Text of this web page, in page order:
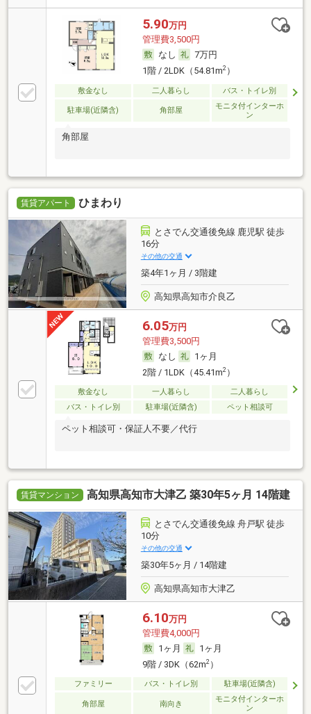
5.90万円
管理費3,500円
なし
7万円
1階 / 2LDK（54.81m2）
敷金なし 二人暮らし バス・トイレ別
駐車場(近隣含) 角部屋
モニタ付インターホ
ン
角部屋
賃貸アパート ひまわり
とさでん交通後免線 鹿児駅 徒歩
16分
その他の交通
築4年1ヶ月 / 3階建
高知県高知市介良乙
6.05万円
管理費3,500円
なし
1ヶ月
2階 / 1LDK（45.41m2）
敷金なし 一人暮らし
二人暮らし
バス・トイレ別
駐車場(近隣含) ペット相談可
ペット相談可・保証人不要／代行
賃貸マンション 高知県高知市大津乙 築30年5ヶ月 14階建
とさでん交通後免線 舟戸駅 徒歩
10分
その他の交通
築30年5ヶ月 / 14階建
高知県高知市大津乙
6.10万円
管理費4,000円
1ヶ月
1ヶ月
9階 / 3DK（62m2）
ファミリー バス・トイレ別 駐車場(近隣含)
角部屋 南向き
モニタ付インターホ
ン